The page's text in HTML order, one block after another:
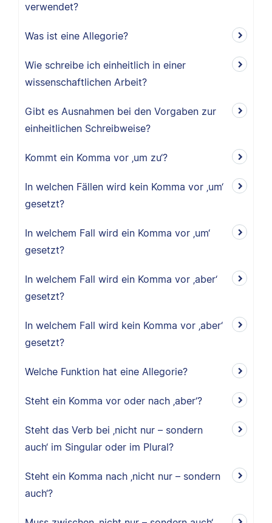
verwendet?
Was ist eine Allegorie?
Wie schreibe ich einheitlich in einer
wissenschaftlichen Arbeit?
Gibt es Ausnahmen bei den Vorgaben zur
einheitlichen Schreibweise?
Kommt ein Komma vor ‚um zu‘?
In welchen Fällen wird kein Komma vor ‚um‘
gesetzt?
In welchem Fall wird ein Komma vor ‚um‘
gesetzt?
In welchem Fall wird ein Komma vor ‚aber‘
gesetzt?
In welchem Fall wird kein Komma vor ‚aber‘
gesetzt?
Welche Funktion hat eine Allegorie?
Steht ein Komma vor oder nach ‚aber‘?
Steht das Verb bei ‚nicht nur – sondern
auch‘ im Singular oder im Plural?
Steht ein Komma nach ‚nicht nur – sondern
auch‘?